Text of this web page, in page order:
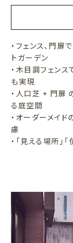
・フェンス、門
トガーデン
・木目調フェン
も実現
・人口芝 + 門扉
る庭空間
・オーダーメイ
慮
・「見える場所」